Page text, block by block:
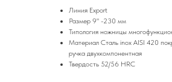
Линия Export
Размер 9" -230 мм
Типология ножницы
Материал Сталь inox AISI 420
ручка двухкомпонентная
Твердость 52/56 HRC